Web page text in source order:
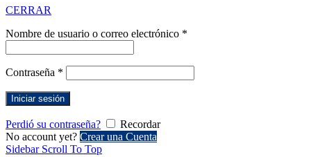
CERRAR
Nombre de usuario o correo electrónico *
Contraseña *
Iniciar sesión
Perdió su contraseña?
Recordar
No account yet? Crear una Cuenta
Sidebar Scroll To Top